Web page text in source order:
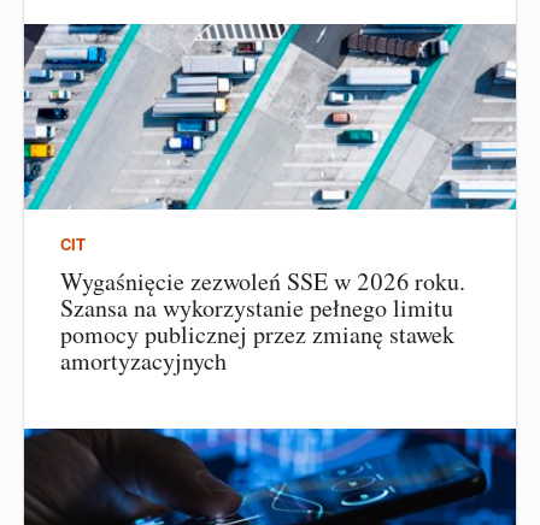
CIT
Wygaśnięcie zezwoleń SSE w 2026 roku.
Szansa na wykorzystanie pełnego limitu
pomocy publicznej przez zmianę stawek
amortyzacyjnych